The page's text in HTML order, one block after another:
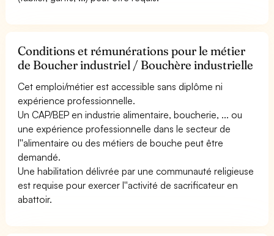
Conditions et rémunérations pour le métier
de Boucher industriel / Bouchère industrielle
Cet emploi/métier est accessible sans diplôme ni
expérience professionnelle.
Un CAP/BEP en industrie alimentaire, boucherie, ... ou
une expérience professionnelle dans le secteur de
l''alimentaire ou des métiers de bouche peut être
demandé.
Une habilitation délivrée par une communauté religieuse
est requise pour exercer l''activité de sacrificateur en
abattoir.